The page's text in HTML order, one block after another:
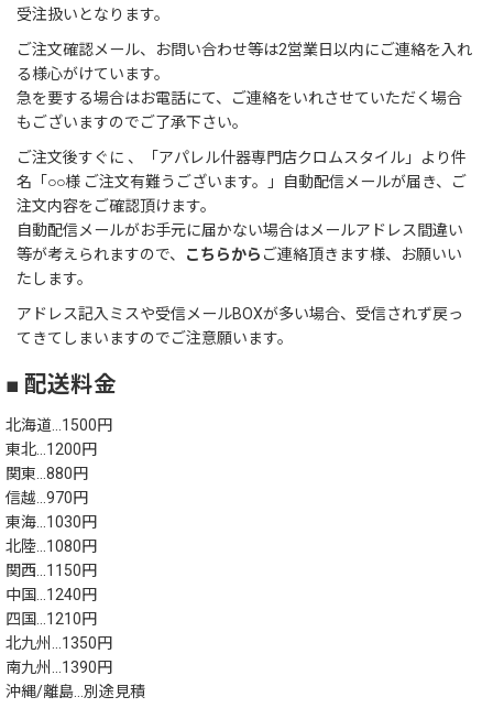
受注扱いとなります。
ご注文確認メール、お問い合わせ等は2営業日以内にご連絡を入れ
る様心がけています。
急を要する場合はお電話にて、ご連絡をいれさせていただく場合
もございますのでご了承下さい。
ご注文後すぐに 、「アパレル什器専門店クロムスタイル」より件
名「○○様 ご注文有難うございます。」自動配信メールが届き、ご
注文内容をご確認頂けます。
自動配信メールがお手元に届かない場合はメールアドレス間違い
等が考えられますので、
こちらから ご連絡頂きます様、お願いい
たします。
アドレス記入ミスや受信メールBOXが多い場合、受信されず戻っ
てきてしまいますのでご注意願います。
■ 配送料金
北海道…1500円
東北…1200円
関東…880円
信越…970円
東海…1030円
北陸…1080円
関西…1150円
中国…1240円
四国…1210円
北九州…1350円
南九州…1390円
沖縄/離島…別途見積